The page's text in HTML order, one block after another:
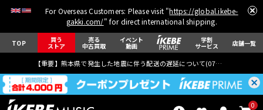
For Overseas Customers: Please visit "https://global.ikebe-
gakki.com/" for direct international shipping.
TOP 買う
ストア
売る
中古買取
イベント
動画
学割
サービス 店舗一覧
【重要】熊本県で発生した地震に伴う配送の遅延について(07月29日
0